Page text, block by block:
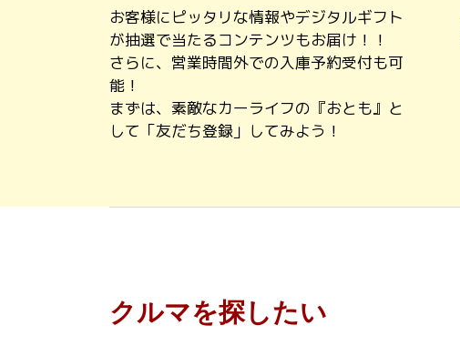
お客様にピッタリな情報やデジタルギフト
が抽選で当たるコンテンツもお届け！！
さらに、営業時間外での入庫予約受付も可
能！
まずは、素敵なカーライフの『おとも』と
して「友だち登録」してみよう！
クルマを探したい